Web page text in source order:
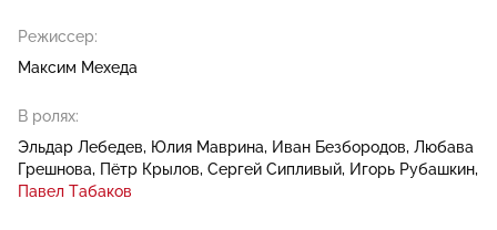
Режиссер:
Максим Мехеда
В ролях:
Эльдар Лебедев
Юлия Маврина Иван Безбородов Любава
Грешнова Пётр Крылов Сергей Сипливый Игорь Рубашкин
Павел Табаков